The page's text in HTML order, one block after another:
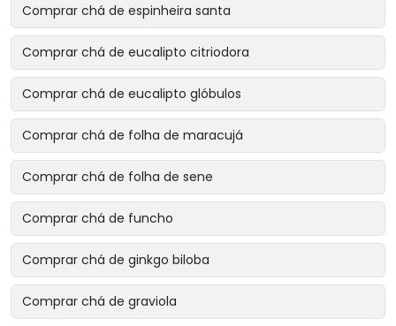
Comprar chá de espinheira santa
Comprar chá de eucalipto citriodora
Comprar chá de eucalipto glóbulos
Comprar chá de folha de maracujá
Comprar chá de folha de sene
Comprar chá de funcho
Comprar chá de ginkgo biloba
Comprar chá de graviola